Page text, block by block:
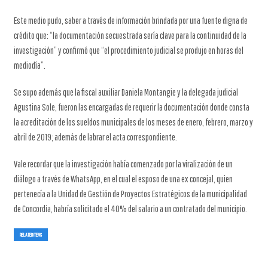
Este medio pudo, saber a través de información brindada por una fuente digna de
crédito que: “la documentación secuestrada sería clave para la continuidad de la
investigación” y confirmó que “el procedimiento judicial se produjo en horas del
mediodía”.
Se supo además que la fiscal auxiliar Daniela Montangie y la delegada judicial
Agustina Sole, fueron las encargadas de requerir la documentación donde consta
la acreditación de los sueldos municipales de los meses de enero, febrero, marzo y
abril de 2019; además de labrar el acta correspondiente.
Vale recordar que la investigación había comenzado por la viralización de un
diálogo a través de WhatsApp, en el cual el esposo de una ex concejal, quien
pertenecía a la Unidad de Gestión de Proyectos Estratégicos de la municipalidad
de Concordia, habría solicitado el 40% del salario a un contratado del municipio.
RELATED ITEMS